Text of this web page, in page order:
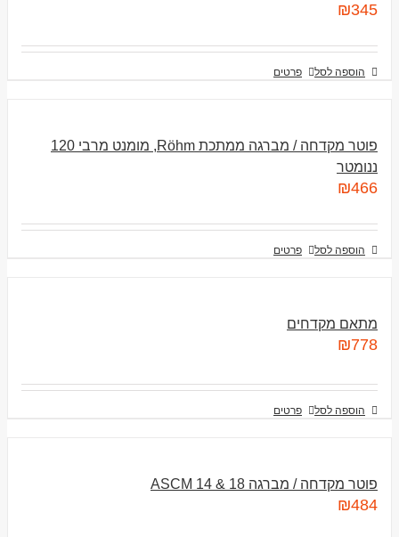
₪345
הוספה לסל פרטים
פוטר מקדחה / מברגה ממתכת Röhm, מומנט מרבי 120
ננומטר
₪466
הוספה לסל פרטים
מתאם מקדחים
₪778
הוספה לסל פרטים
פוטר מקדחה / מברגה ASCM 14 & 18
₪484